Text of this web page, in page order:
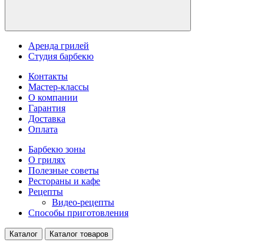
Аренда грилей
Студия барбекю
Контакты
Мастер-классы
О компании
Гарантия
Доставка
Оплата
Барбекю зоны
О грилях
Полезные советы
Рестораны и кафе
Рецепты
Видео-рецепты
Способы приготовления
Каталог Каталог товаров